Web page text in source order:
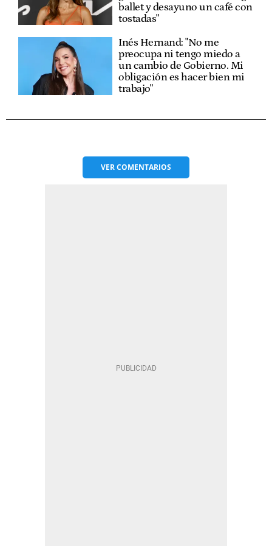
ballet y desayuno un café con
tostadas"
Inés Hernand: "No me
preocupa ni tengo miedo a
un cambio de Gobierno. Mi
obligación es hacer bien mi
trabajo"
VERCOMENTARIOS